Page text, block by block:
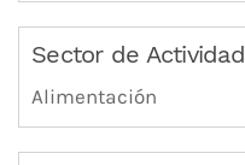
Sector de Actividad
Alimentación